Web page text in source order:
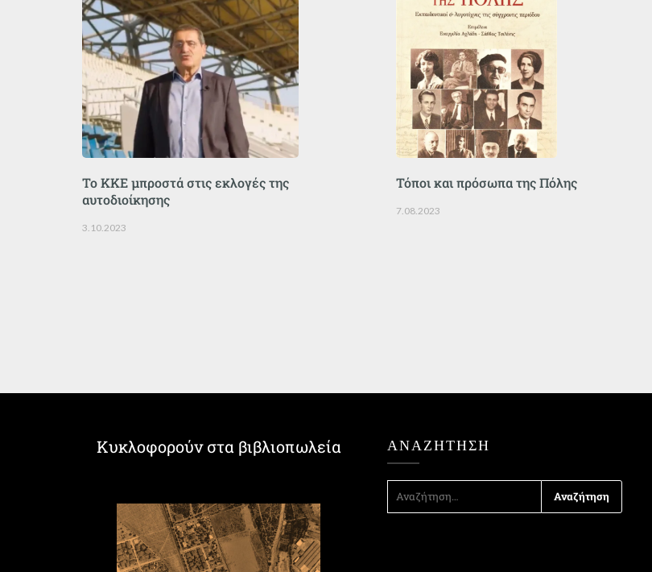
Το ΚΚΕ μπροστά στις εκλογές της
αυτοδιοίκησης
3.10.2023
Τόποι και πρόσωπα της Πόλης
7.08.2023
Κυκλοφορούν στα βιβλιοπωλεία ΑΝΑΖΉΤΗΣΗ
ΓΙΑ: